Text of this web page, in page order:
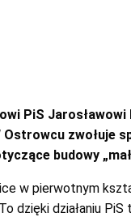
PiS
zwołuje
budowy
w pierwotnym
dzięki działaniu